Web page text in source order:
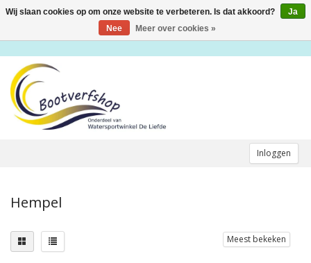
Inloggen
Toggle
Hempel
Meest bekeken
Wij slaan cookies op om onze website te verbeteren. Is dat akkoord?
Ja
Nee
Meer over cookies »